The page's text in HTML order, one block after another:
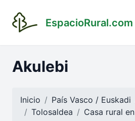
EspacioRural.com
Akulebi
Inicio País Vasco / Euskadi
Tolosaldea
Casa rural en